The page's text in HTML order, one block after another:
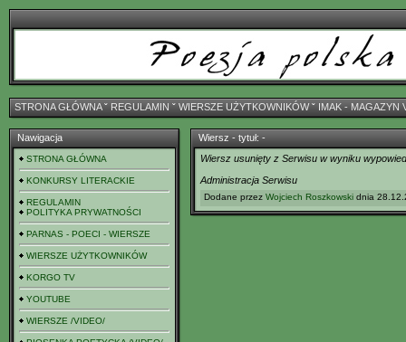
STRONA GŁÓWNAˇ REGULAMIN ˇ WIERSZE UŻYTKOWNIKÓWˇ IMAK - MAGAZYN
Nawigacja
STRONA GŁÓWNA
KONKURSY LITERACKIE
REGULAMIN
POLITYKA PRYWATNOŚCI
PARNAS - POECI - WIERSZE
WIERSZE UŻYTKOWNIKÓW
KORGO TV
YOUTUBE
WIERSZE /VIDEO/
Wiersz - tytuł: -
Wiersz usunięty z Serwisu w wyniku
Administracja Serwisu
Dodane przez Wojciech Roszkowski dnia